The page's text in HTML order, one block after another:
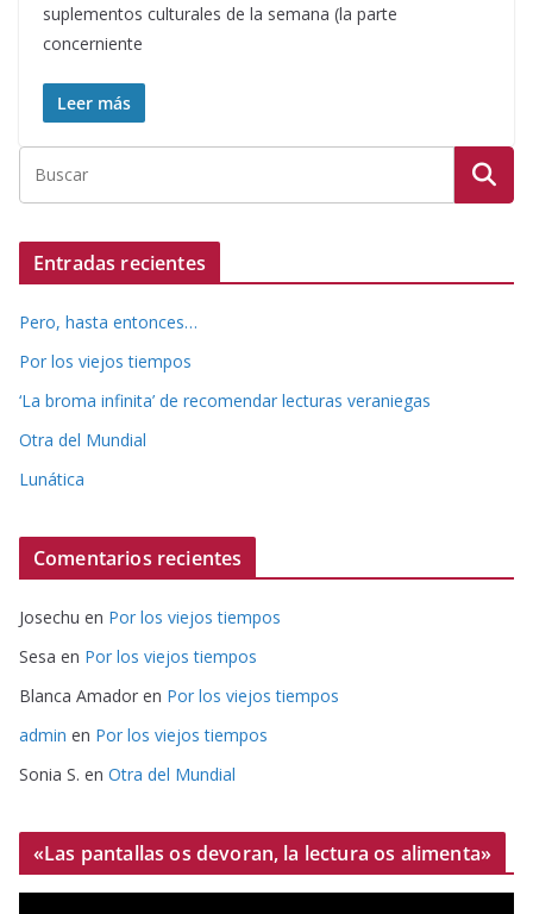
suplementos culturales de la semana (la parte
concerniente
Leer más
Entradas recientes
Pero, hasta entonces…
Por los viejos tiempos
‘La broma infinita’ de recomendar lecturas veraniegas
Otra del Mundial
Lunática
Comentarios recientes
Josechu en Por los viejos tiempos
Sesa en Por los viejos tiempos
Blanca Amador en Por los viejos tiempos
admin en Por los viejos tiempos
Sonia S. en Otra del Mundial
«Las pantallas os devoran, la lectura os alimenta»